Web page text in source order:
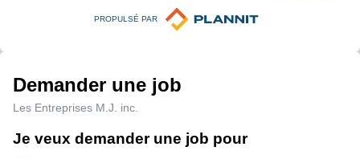
PROPULSÉ PAR
Demander une job
Les Entreprises M.J. inc.
Je veux demander une job pour